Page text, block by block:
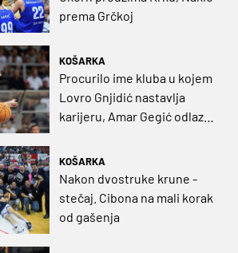
prema Grčkoj
KOŠARKA
Procurilo ime kluba u kojem
Lovro Gnjidić nastavlja
karijeru, Amar Gegić odlazi
KOŠARKA
Nakon dvostruke krune -
stečaj. Cibona na mali korak
od gašenja